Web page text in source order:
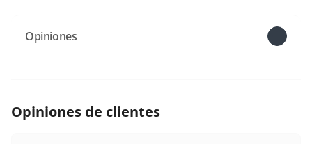
Opiniones
Opiniones de clientes